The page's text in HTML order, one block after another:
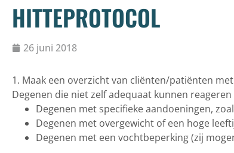
HITTEPROTOCOL
26 juni 2018
1. Maak een overzicht van cliënten/patiënten
Degenen die niet zelf adequaat kunnen
Degenen met specifieke aandoeningen,
Degenen met overgewicht of een hoge
Degenen met een vochtbeperking (zij